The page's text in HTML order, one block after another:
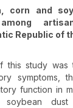
corn and
Republic of
this study was
symptoms,
function in
dust